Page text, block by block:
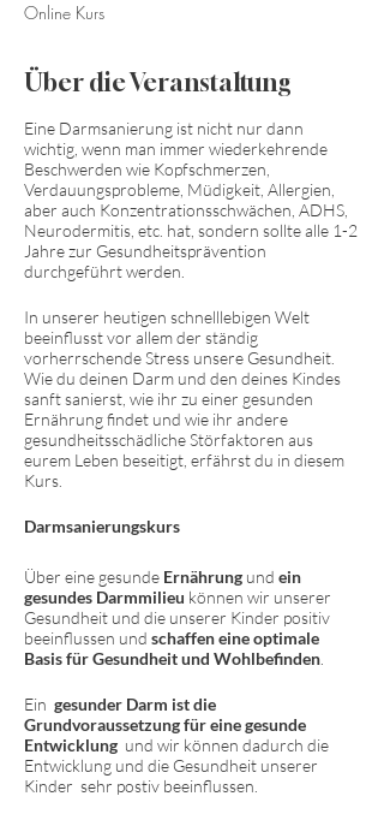
Online Kurs
Über die Veranstaltung
Eine Darmsanierung ist nicht nur dann
wichtig, wenn man immer wiederkehrende
Beschwerden wie Kopfschmerzen,
Verdauungsprobleme, Müdigkeit, Allergien,
aber auch Konzentrationsschwächen, ADHS,
Neurodermitis, etc. hat, sondern sollte alle 1-2
Jahre zur Gesundheitsprävention
durchgeführt werden.
In unserer heutigen schnelllebigen Welt
beeinflusst vor allem der ständig
vorherrschende Stress unsere Gesundheit.
Wie du deinen Darm und den deines Kindes
sanft sanierst, wie ihr zu einer gesunden
Ernährung findet und wie ihr andere
gesundheitsschädliche Störfaktoren aus
eurem Leben beseitigt, erfährst du in diesem
Kurs.
Darmsanierungskurs
Über eine gesunde Ernährung und ein
gesundes Darmmilieu können wir unserer
Gesundheit und die unserer Kinder positiv
beeinflussen und schaffen eine optimale
Basis für Gesundheit und Wohlbefinden.
Ein gesunder Darm ist die
Grundvoraussetzung für eine gesunde
Entwicklung und wir können dadurch die
Entwicklung und die Gesundheit unserer
Kinder sehr postiv beeinflussen.